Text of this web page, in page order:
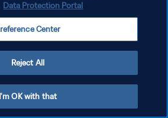
إدارة تفضيلات ملفات تعريف الارتباط
Data Protection Portal
Center
Reject All
I'm OK with that